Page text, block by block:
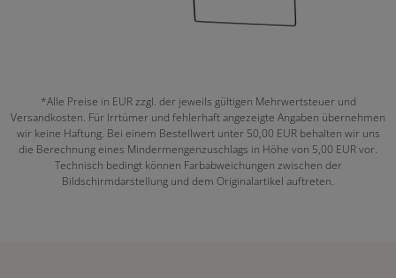
*Alle Preise in EUR zzgl. der jeweils gültigen Mehrwertsteuer und
Versandkosten. Für Irrtümer und fehlerhaft angezeigte Angaben übernehmen
wir keine Haftung. Bei einem Bestellwert unter 50,00 EUR behalten wir uns
die Berechnung eines Mindermengenzuschlags in Höhe von 5,00 EUR vor.
Technisch bedingt können Farbabweichungen zwischen der
Bildschirmdarstellung und dem Originalartikel auftreten.